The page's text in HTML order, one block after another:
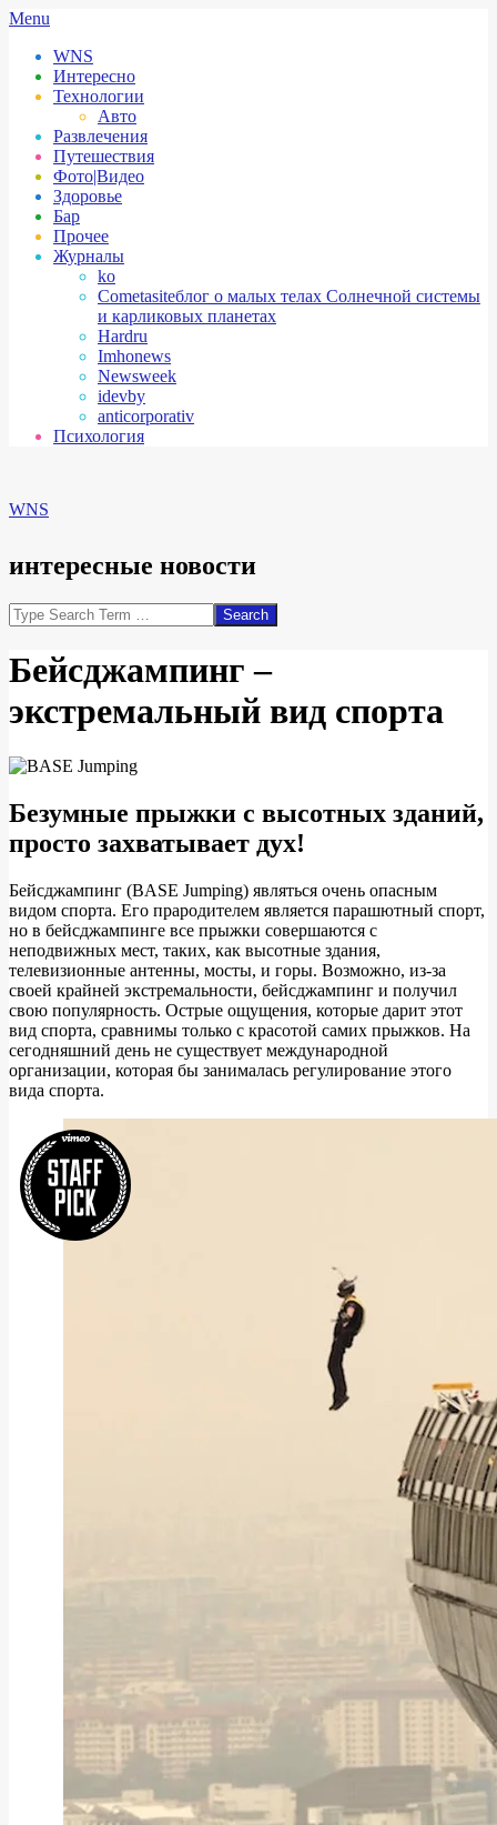
Skip
content
Secondary
Menu
Menu
WNS
Интересно
Технологии
Авто
Развлечения
Путешествия
Фото|Видео
Здоровье
Бар
Прочее
Журналы
ko
Cometasiteблог о малых телах Солнечной системы
и карликовых планетах
Hardru
Imhonews
Newsweek
idevby
anticorporativ
Психология
WNS
интересные новости
Search
Бейсджампинг –
экстремальный вид спорта
Безумные прыжки с высотных зданий,
просто захватывает дух!
Бейсджампинг (BASE Jumping) являться очень опасным
видом спорта. Его прародителем является парашютный спорт,
но в бейсджампинге все прыжки совершаются с
неподвижных мест, таких, как высотные здания,
телевизионные антенны, мосты, и горы. Возможно, из-за
своей крайней экстремальности, бейсджампинг и получил
свою популярность. Острые ощущения, которые дарит этот
вид спорта, сравнимы только с красотой самих прыжков. На
сегодняшний день не существует международной
организации, которая бы занималась регулирование этого
вида спорта.